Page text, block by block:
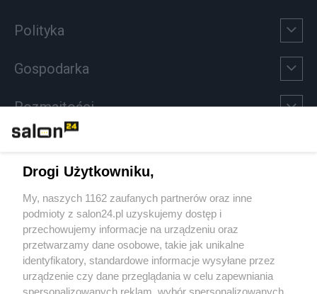
Polityka
Gospodarka
Rozmaitości
Sport
Społeczeństwo
Kultura
Drogi Użytkowniku,
My, naszych 1162 zaufanych partnerów oraz inne
podmioty z salon24.pl uzyskujemy dostęp i
przechowujemy informacje na urządzeniu oraz
przetwarzamy dane osobowe, takie jak unikalne
identyfikatory, standardowe informacje wysyłane przez
urządzenie czy dane przeglądania w celu zapewniania
spersonalizowanych reklam, wybór spersonalizowanych